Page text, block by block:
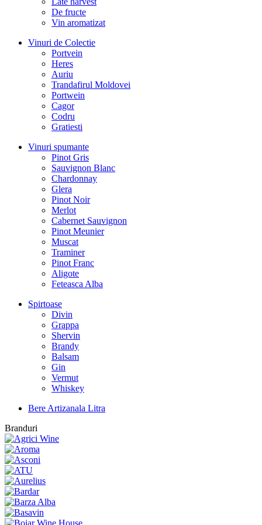
De fructe
Vin aromatizat
Vinuri de Colectie
Portvein
Heres
Auriu
Trandafirul Moldovei
Portwein
Cagor
Codru
Gratiesti
Vinuri spumante
Pinot Gris
Sauvignon Blanc
Chardonnay
Glera
Pinot Noir
Merlot
Cabernet Sauvignon
Pinot Meunier
Muscat
Traminer
Pinot Franc
Aligote
Feteasca Alba
Spirtoase
Divin
Grappa
Shervin
Brandy
Balsam
Gin
Vermut
Whiskey
Bere Artizanala Litra
Branduri